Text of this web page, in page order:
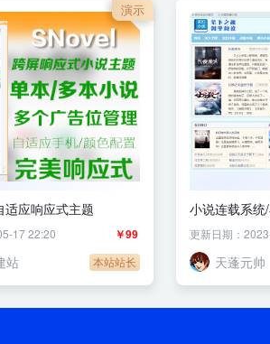
演示
应响应式主题
￥99
17 22:20
站 本站站长
小说连载系统
更新日期：
天蓬元帅